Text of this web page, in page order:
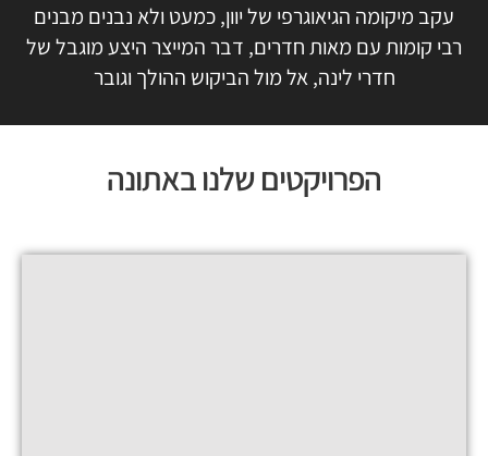
עקב מיקומה הגיאוגרפי של יוון, כמעט ולא נבנים מבנים
רבי קומות עם מאות חדרים, דבר המייצר היצע מוגבל של
חדרי לינה, אל מול הביקוש ההולך וגובר
הפרויקטים שלנו באתונה